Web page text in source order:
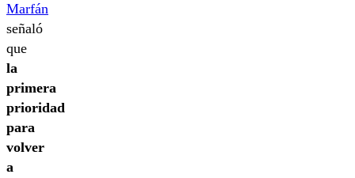
Marfán
señaló
que
la
primera
prioridad
para
volver
a